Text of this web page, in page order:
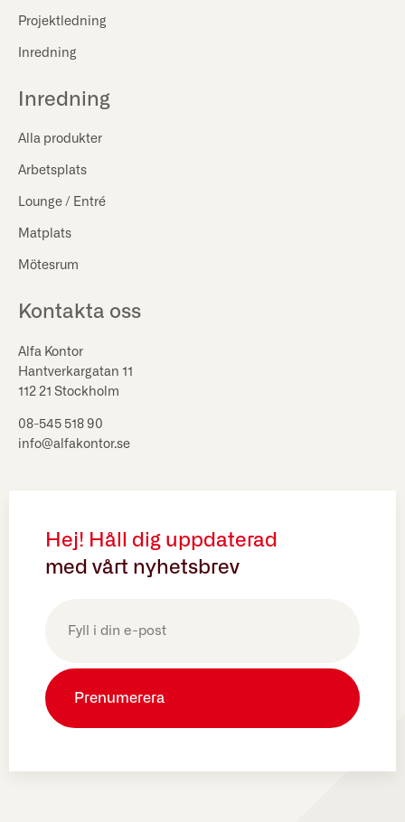
Projektledning
Inredning
Inredning
Alla produkter
Arbetsplats
Lounge / Entré
Matplats
Mötesrum
Kontakta oss
Alfa Kontor
Hantverkargatan 11
112 21 Stockholm
08-545 518 90
info@alfakontor.se
Hej! Håll dig uppdaterad
med vårt nyhetsbrev
(Obligatoriskt)